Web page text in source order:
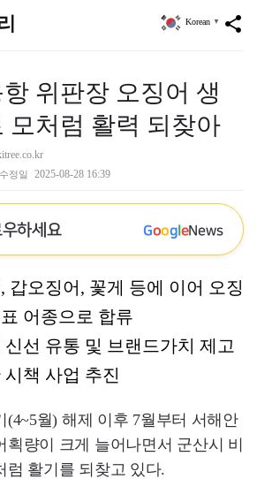
share
Korean ▼
위판장 오징어 생
모처럼 활력 되찾아
수정일 2025-08-28 16:39
하세요 GoogleNews
갑오징어, 꽃게 등에 이어 오징
어종으로 합류
선 유통 및 브랜드가치 제고
책 사업 추진
(4~5월) 해제 이후 7월부터 서해안
획량이 크게 늘어나면서 군산시 비
럼 활기를 되찾고 있다.